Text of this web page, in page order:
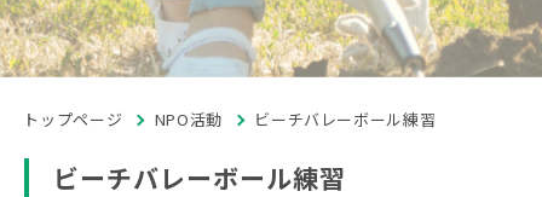
トップページ NPO活動 ビーチバレーボール練習
ビーチバレーボール練習